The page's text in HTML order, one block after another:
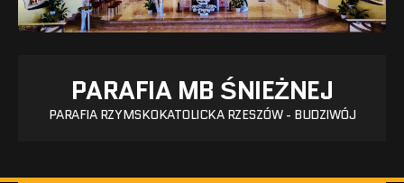
PARAFIA MB ŚNIEŻNEJ
PARAFIA RZYMSKOKATOLICKA RZESZÓW - BUDZIWÓJ